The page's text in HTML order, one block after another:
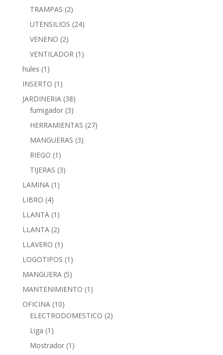
TRAMPAS (2)
UTENSILIOS (24)
VENENO (2)
VENTILADOR (1)
hules (1)
INSERTO (1)
JARDINERIA (38)
fumigador (3)
HERRAMIENTAS (27)
MANGUERAS (3)
RIEGO (1)
TIJERAS (3)
LAMINA (1)
LIBRO (4)
LLANTA (1)
LLANTA (2)
LLAVERO (1)
LOGOTIPOS (1)
MANGUERA (5)
MANTENIMIENTO (1)
OFICINA (10)
ELECTRODOMESTICO (2)
Liga (1)
Mostrador (1)